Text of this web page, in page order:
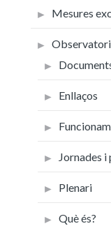
Mesures
Observatori
Enllaços
Jornades i
Plenari
Què és?